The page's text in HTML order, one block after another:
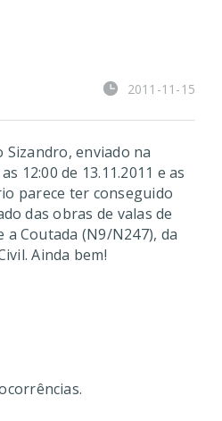
2011-11-15
enviado na
12:00 de 13.11.2011 e as
parece ter conseguido
das obras de valas de
Coutada (N9/N247), da
Ainda bem!